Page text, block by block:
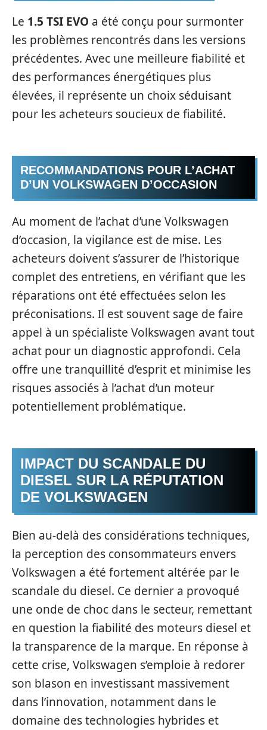
Le 1.5 TSI EVO a été conçu pour surmonter
les problèmes rencontrés dans les versions
précédentes. Avec une meilleure fiabilité et
des performances énergétiques plus
élevées, il représente un choix séduisant
pour les acheteurs soucieux de fiabilité.
RECOMMANDATIONS POUR L’ACHAT
D’UN VOLKSWAGEN D’OCCASION
Au moment de l’achat d’une Volkswagen
d’occasion, la vigilance est de mise. Les
acheteurs doivent s’assurer de l’historique
complet des entretiens, en vérifiant que les
réparations ont été effectuées selon les
préconisations. Il est souvent sage de faire
appel à un spécialiste Volkswagen avant tout
achat pour un diagnostic approfondi. Cela
offre une tranquillité d’esprit et minimise les
risques associés à l’achat d’un moteur
potentiellement problématique.
IMPACT DU SCANDALE DU
DIESEL SUR LA RÉPUTATION
DE VOLKSWAGEN
Bien au-delà des considérations techniques,
la perception des consommateurs envers
Volkswagen a été fortement altérée par le
scandale du diesel. Ce dernier a provoqué
une onde de choc dans le secteur, remettant
en question la fiabilité des moteurs diesel et
la transparence de la marque. En réponse à
cette crise, Volkswagen s’emploie à redorer
son blason en investissant massivement
dans l’innovation, notamment dans le
domaine des technologies hybrides et